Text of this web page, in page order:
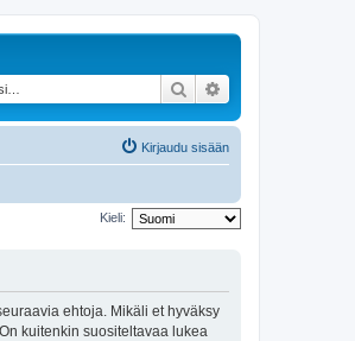
Etsi
Kirjaudu sisään
Kieli:
ehtoja. Mikäli et hyväksy
kuitenkin suositeltavaa lukea